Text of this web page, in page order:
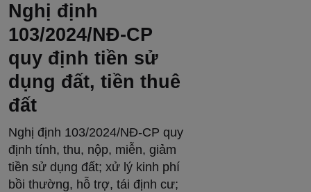
Nghị định
103/2024/NĐ-CP
quy định tiền sử
dụng đất, tiền thuê
đất
Nghị định 103/2024/NĐ-CP quy
định tính, thu, nộp, miễn, giảm
tiền sử dụng đất; xử lý kinh phí
bồi thường, hỗ trợ, tái định cư;